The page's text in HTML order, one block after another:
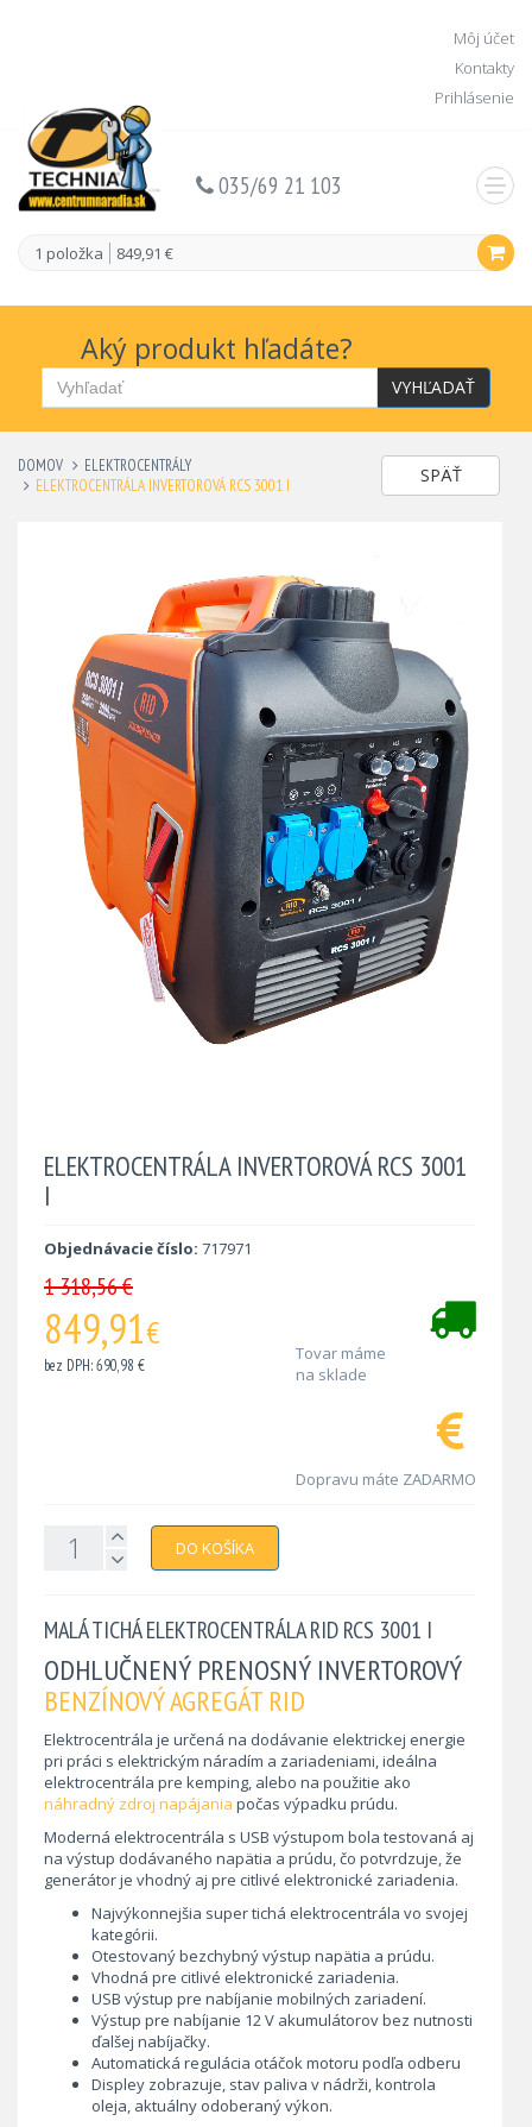
Môj účet
Kontakty
Prihlásenie
1 položka 849,91 €
035/69 21 103
Aký produkt hľadáte?
VYHĽADAŤ
SPÄŤ
DOMOV
ELEKTROCENTRÁLY
ELEKTROCENTRÁLA INVERTOROVÁ RCS 3001 I
ELEKTROCENTRÁLA INVERTOROVÁ RCS 3001
I
Objednávacie číslo: 717971
1 318,56 €
849,91€
bez DPH: 690,98 €
Tovar máme
na sklade
Dopravu máte ZADARMO
DO KOŠÍKA
MALÁ TICHÁ ELEKTROCENTRÁLA RID RCS 3001 I
ODHLUČNENÝ PRENOSNÝ INVERTOROVÝ
BENZÍNOVÝ AGREGÁT RID
Elektrocentrála je určená na dodávanie elektrickej energie
pri práci s elektrickým náradím a zariadeniami, ideálna
elektrocentrála pre kemping, alebo na použitie ako
náhradný zdroj napájania počas výpadku prúdu.
Moderná elektrocentrála s USB výstupom bola testovaná aj
na výstup dodávaného napätia a prúdu, čo potvrdzuje, že
generátor je vhodný aj pre citlivé elektronické zariadenia.
Najvýkonnejšia super tichá elektrocentrála vo svojej
kategórii.
Otestovaný bezchybný výstup napätia a prúdu.
Vhodná pre citlivé elektronické zariadenia.
USB výstup pre nabíjanie mobilných zariadení.
Výstup pre nabíjanie 12 V akumulátorov bez nutnosti
ďalšej nabíjačky.
Automatická regulácia otáčok motoru podľa odberu
Displey zobrazuje, stav paliva v nádrži, kontrola
oleja, aktuálny odoberaný výkon.